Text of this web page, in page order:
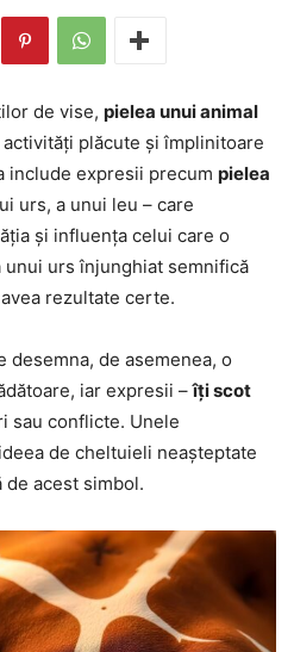
de vise, pielea unui animal
plăcute și împlinitoare
include expresii precum pielea
urs, a unui leu – care
și influența celui care o
unui urs înjunghiat semnifică
rezultate certe.
desemna, de asemenea, o
iar expresii –îți scot
sau conflicte. Unele
de cheltuieli neașteptate
de acest simbol.